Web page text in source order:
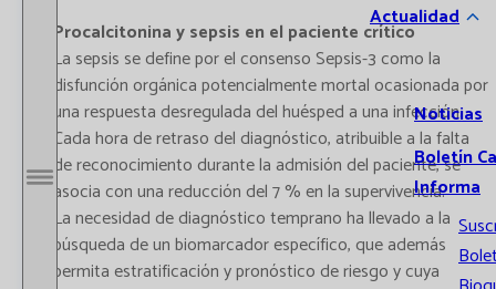
Abrir / Cerrar menú
Actualidad
Noticias
Boletín
Informa
Procalcitonina y sepsis en el paciente crítico
La sepsis se define por el consenso Sepsis-3 como la
disfunción orgánica potencialmente mortal ocasionada por
una respuesta desregulada del huésped a una infección. ​
Cada hora de retraso del diagnóstico, atribuible a la falta
de reconocimiento durante la admisión del paciente, se
asocia con una reducción del 7 % en la supervivencia.
La necesidad de diagnóstico temprano ha llevado a la
búsqueda de un biomarcador específico, que además
permita estratificación y pronóstico de riesgo y cuya